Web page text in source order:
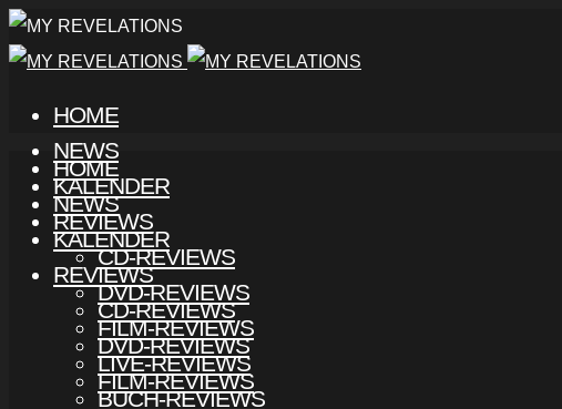
HOME
NEWS
KALENDER
REVIEWS
CD-REVIEWS
DVD-REVIEWS
FILM-REVIEWS
LIVE-REVIEWS
BUCH-REVIEWS
HOME
NEWS
KALENDER
REVIEWS
CD-REVIEWS
DVD-REVIEWS
FILM-REVIEWS